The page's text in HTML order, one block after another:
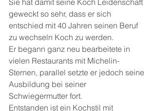
Sie hat damit seine Koch Leidenschaft
geweckt so sehr, dass er sich
entschied mit 40 Jahren seinen Beruf
zu wechseln Koch zu werden.
Er begann ganz neu bearbeitete in
vielen Restaurants mit Michelin-
Sternen, parallel setzte er jedoch seine
Ausbildung bei seiner
Schwiegermutter fort.
Entstanden ist ein Kochstil mit